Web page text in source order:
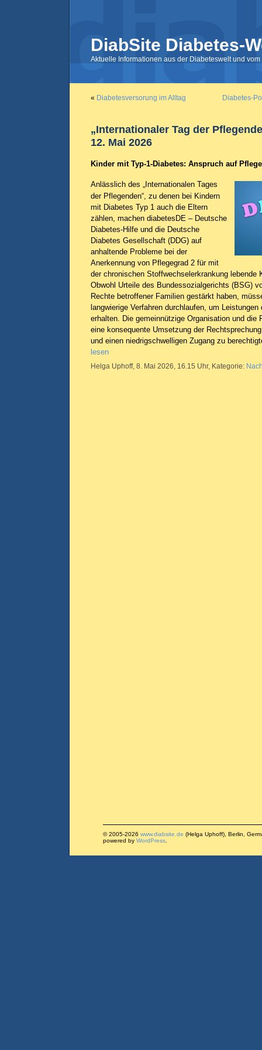
DiabSite Diabetes-
Aktuelle Informationen aus der Diabeteswelt und
« Diabetesversorung im Alltag Diabetes-
„Internationaler Tag der
12. Mai 2026
Kinder mit Typ-1-Diabetes: Anspruch auf
Anlässlich des „Internationalen Tages
der Pflegenden“, zu denen bei Kindern
mit Diabetes Typ 1 auch die Eltern
zählen, machen diabetesDE – Deutsche
Diabetes-Hilfe und die Deutsche
Diabetes Gesellschaft (DDG) auf
anhaltende Probleme bei der
Anerkennung von Pflegegrad 2 für mit
der chronischen Stoffwechselerkrankung lebende
Obwohl Urteile des Bundessozialgerichts (BSG)
Rechte betroffener Familien gestärkt haben,
langwierige Verfahren durchlaufen, um
erhalten. Die gemeinnützige Organisation und die
eine konsequente Umsetzung der
und einen niedrigschwelligen Zugang zu
lesen
Helga Uphoff, 8. Mai 2026, 16.15 Uhr, Kategorie:
© 2005-2026 www.diabsite.de (Helga Uphoff), Berlin,
powered by WordPress.